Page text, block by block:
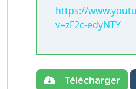
https://
v=zF2c-edyNTY
Télécharger